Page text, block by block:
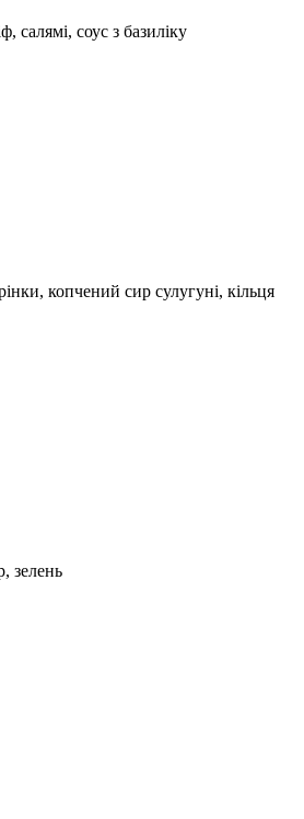
салямі, соус з базиліку
копчений сир сулугуні, кільця
зелень